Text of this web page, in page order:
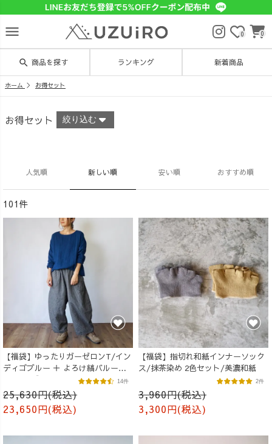
menu 0 0
search 商品を探す ランキング 新着商品
ホーム お得セット
お得セット 絞り込む
人気順 新しい順 安い順 おすすめ順
101件
【福袋】ゆったりガーゼロンT/イン
ディゴブルー ＋ よろけ縞バルーン
パンツ/グレー
25,630円(税込)
23,650円(税込)
14件
【福袋】指切れ和紙インナーソック
ス/抹茶染め 2色セット/美濃和紙
3,960円(税込)
3,300円(税込)
2件